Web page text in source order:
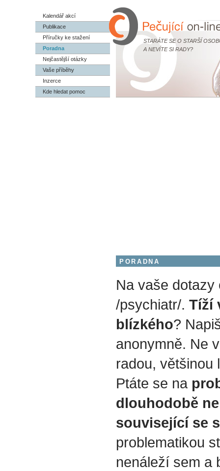
STARÁTE SE O STARŠÍ
A NEVÍTE SI RADY?
Kalendář akcí
Publikace
Příručky ke stažení
Poradna
Nejčastější otázky
Vaše příběhy
Inzerce
Kde hledat pomoc
PORADNA
Na vaše dotazy
/psychiatr/. Tíží
blízkého?
anonymně. Ne
radou, většinou
Ptáte se na
dlouhodobě
související se
problematikou
nenáleží sem a